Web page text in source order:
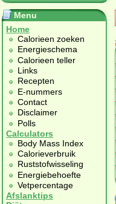
Menu
Home
Calorieen zoeken
Energieschema
Calorieen teller
Links
Recepten
E-nummers
Contact
Disclaimer
Polls
Calculators
Body Mass Index
Calorieverbruik
Ruststofwisseling
Energiebehoefte
Vetpercentage
Afslanktips